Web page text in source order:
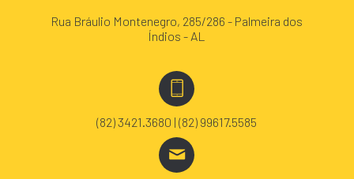
Rua Bráulio Montenegro, 285/286 - Palmeira dos
Índios - AL
(82) 3421.3680 | (82) 99617.5585